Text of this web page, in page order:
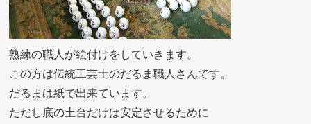
熟練の職人が絵付けをしていきます。
この方は伝統工芸士のだるま職人さんです。
だるまは紙で出来ています。
ただし底の土台だけは安定させるために